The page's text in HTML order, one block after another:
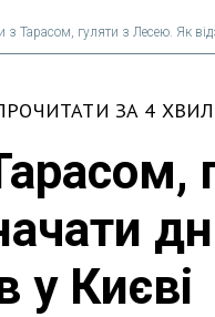
з Тарасом, гуляти з Лесею. Як
ЗА 4
у Києві